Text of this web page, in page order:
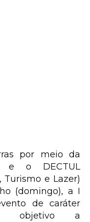
por meio da
e o DECTUL
e Lazer)
(domingo), a I
de caráter
objetivo a